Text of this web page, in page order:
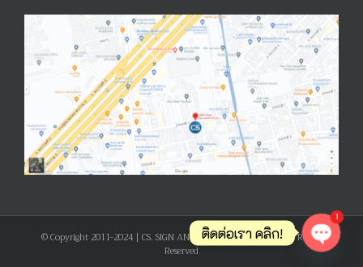
© Copyright 2011-2024 | CS. SIGN AND PRODUCT CO., LTD. | All Rights
Reserved
ติดต่อเรา คลิก!
1